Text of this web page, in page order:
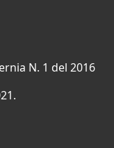
N. 1 del 2016